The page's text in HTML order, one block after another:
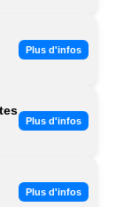
Plus d'infos
Plus d'infos
Plus d'infos